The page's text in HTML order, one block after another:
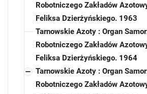
Robotniczego Zakładów
Feliksa Dzierżyńskiego. 1963
Tarnowskie Azoty : Organ
Robotniczego Zakładów
Feliksa Dzierżyńskiego. 1964
Tarnowskie Azoty : Organ
Robotniczego Zakładów